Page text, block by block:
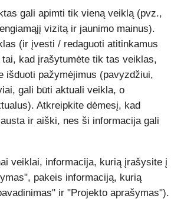
gali apimti tik vieną veiklą (pvz.,
vizitą ir jaunimo mainus).
(ir įvesti / redaguoti atitinkamus
kad įrašytumėte tik tas veiklas,
išduoti pažymėjimus (pavyzdžiui,
gali būti aktuali veikla, o
Atkreipkite dėmesį, kad
ir aiški, nes ši informacija gali
veiklai, informacija, kurią įrašysite į
pakeis informaciją, kurią
ir "Projekto aprašymas").